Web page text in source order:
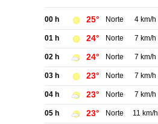
00 h 25° Norte 4 km/h
01 h 24° Norte 7 km/h
02 h 24° Norte 7 km/h
03 h 23° Norte 7 km/h
04 h 23° Norte 7 km/h
05 h 23° Norte 11 km/h